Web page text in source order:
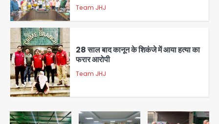
2
Team JHJ
3
28 साल बाद कानून के शिकंजे में आया हत्या का
फरार आरोपी
Team JHJ